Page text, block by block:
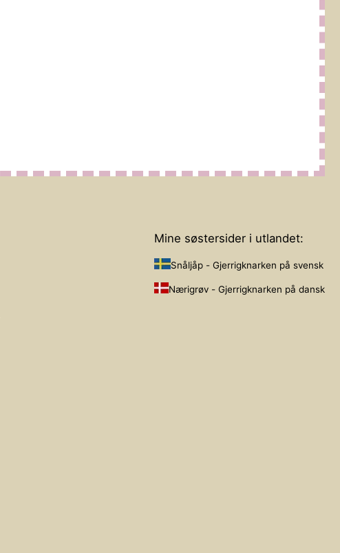
Mine søstersider i utlandet:
Snåljåp - Gjerrigknarken på svensk
Nærigrøv - Gjerrigknarken på dansk